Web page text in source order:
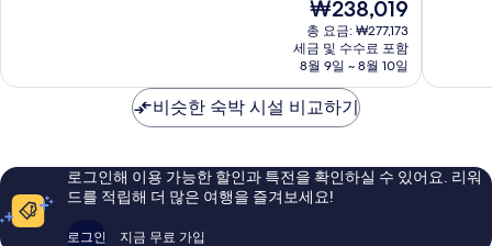
디
트
포
트
매
해
이
용
현
재
요
금
₩238,019
₩238,019
총 요금: ₩277,173
세금 및 수수료 포함
8월 9일 ~ 8월 10일
스
이
매
요,
이
비슷한 숙박 시설 비교하기
로그인해 이용 가능한 할인과 특전을 확인하실 수 있어요. 리워
드를 적립해 더 많은 여행을 즐겨보세요!
로그인 지금 무료 가입